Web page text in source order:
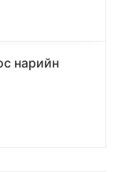
нарийн